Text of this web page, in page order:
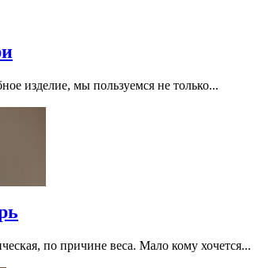
изделие, мы пользуемся не только...
по причине веса. Мало кому хочется...